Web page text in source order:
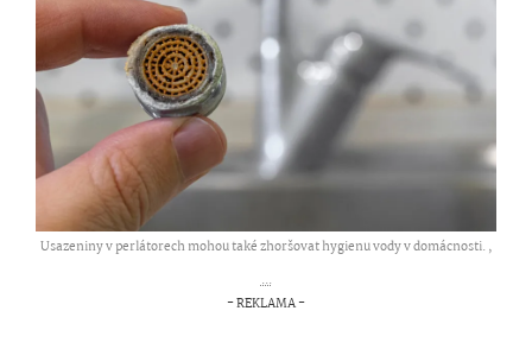
Usazeniny v perlátorech mohou také zhoršovat hygienu vody v domácnosti. ,
...